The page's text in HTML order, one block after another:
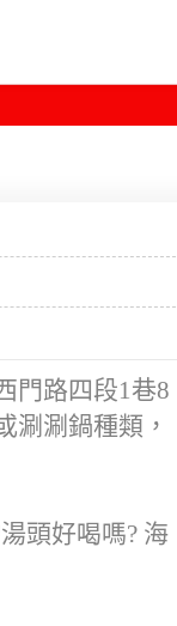
門路四段1巷8
涮涮鍋種類，
頭好喝嗎? 海